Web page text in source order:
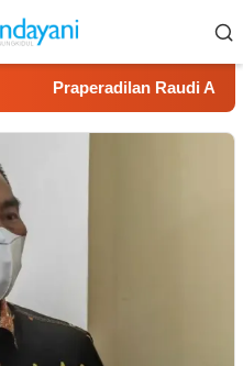
Praperadilan Raudi Akmal